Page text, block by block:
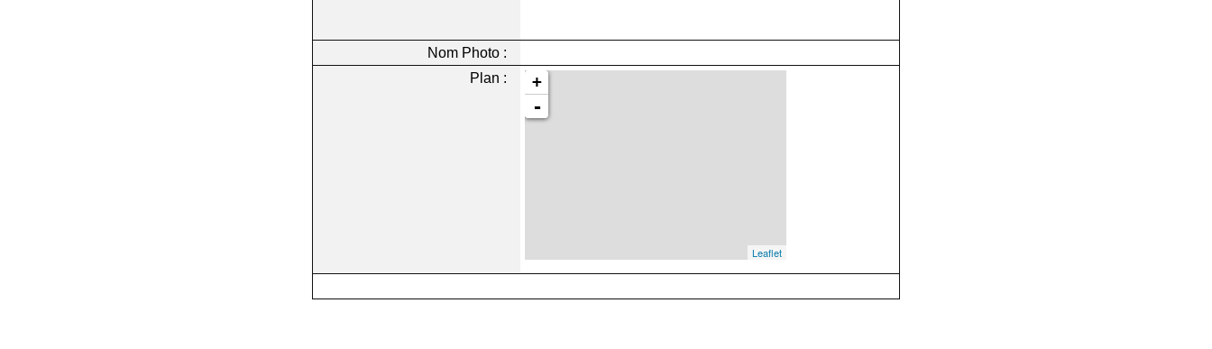
Nom Photo :
Plan :
+
-
Leaflet